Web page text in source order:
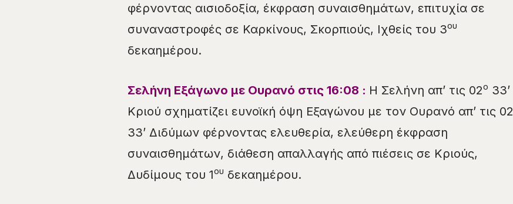
φέρνοντας αισιοδοξία, έκφραση συναισθημάτων, επιτυχία σε
συναναστροφές σε Καρκίνους, Σκορπιούς, Ιχθείς του 3ου
δεκαημέρου.
Σελήνη Εξάγωνο με Ουρανό στις 16:08 : Η Σελήνη απ’ τις 02ο 33’
Κριού σχηματίζει ευνοϊκή όψη Εξαγώνου με τον Ουρανό απ’ τις 02
33’ Διδύμων φέρνοντας ελευθερία, ελεύθερη έκφραση
συναισθημάτων, διάθεση απαλλαγής από πιέσεις σε Κριούς,
Δυδίμους του 1ου δεκαημέρου.